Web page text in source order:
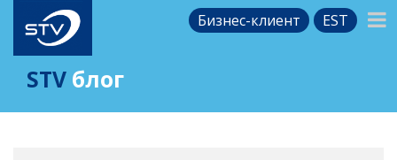
Бизнес-клиент EST
STV блог